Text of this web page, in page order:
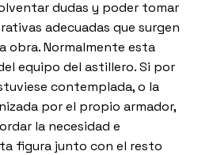
dudas y poder tomar
adecuadas que surgen
obra. Normalmente esta
equipo del astillero. Si por
contemplada, o la
por el propio armador,
la necesidad e
figura junto con el resto